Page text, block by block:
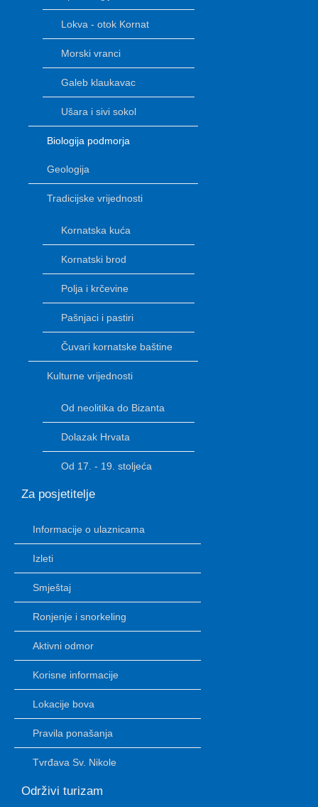
Lokva - otok Kornat
Morski vranci
Galeb klaukavac
Ušara i sivi sokol
Biologija podmorja
Geologija
Tradicijske vrijednosti
Kornatska kuća
Kornatski brod
Polja i krčevine
Pašnjaci i pastiri
Čuvari kornatske baštine
Kulturne vrijednosti
Od neolitika do Bizanta
Dolazak Hrvata
Od 17. - 19. stoljeća
Za posjetitelje
Informacije o ulaznicama
Izleti
Smještaj
Ronjenje i snorkeling
Aktivni odmor
Korisne informacije
Lokacije bova
Pravila ponašanja
Tvrđava Sv. Nikole
Održivi turizam